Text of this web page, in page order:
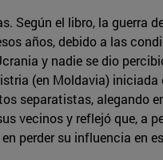
Según el libro, la guerra
años, debido a las
y nadie se dio
(en Moldavia)
separatistas, alegando
vecinos y reflejó que, a
perder su influencia en